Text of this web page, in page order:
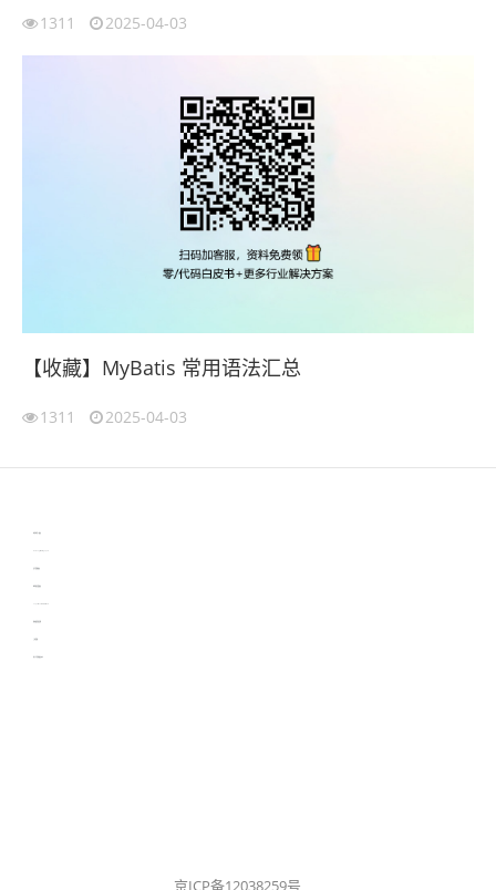
1311 2025-04-03
【收藏】MyBatis 常用语法汇总
1311 2025-04-03
京ICP备12038259号